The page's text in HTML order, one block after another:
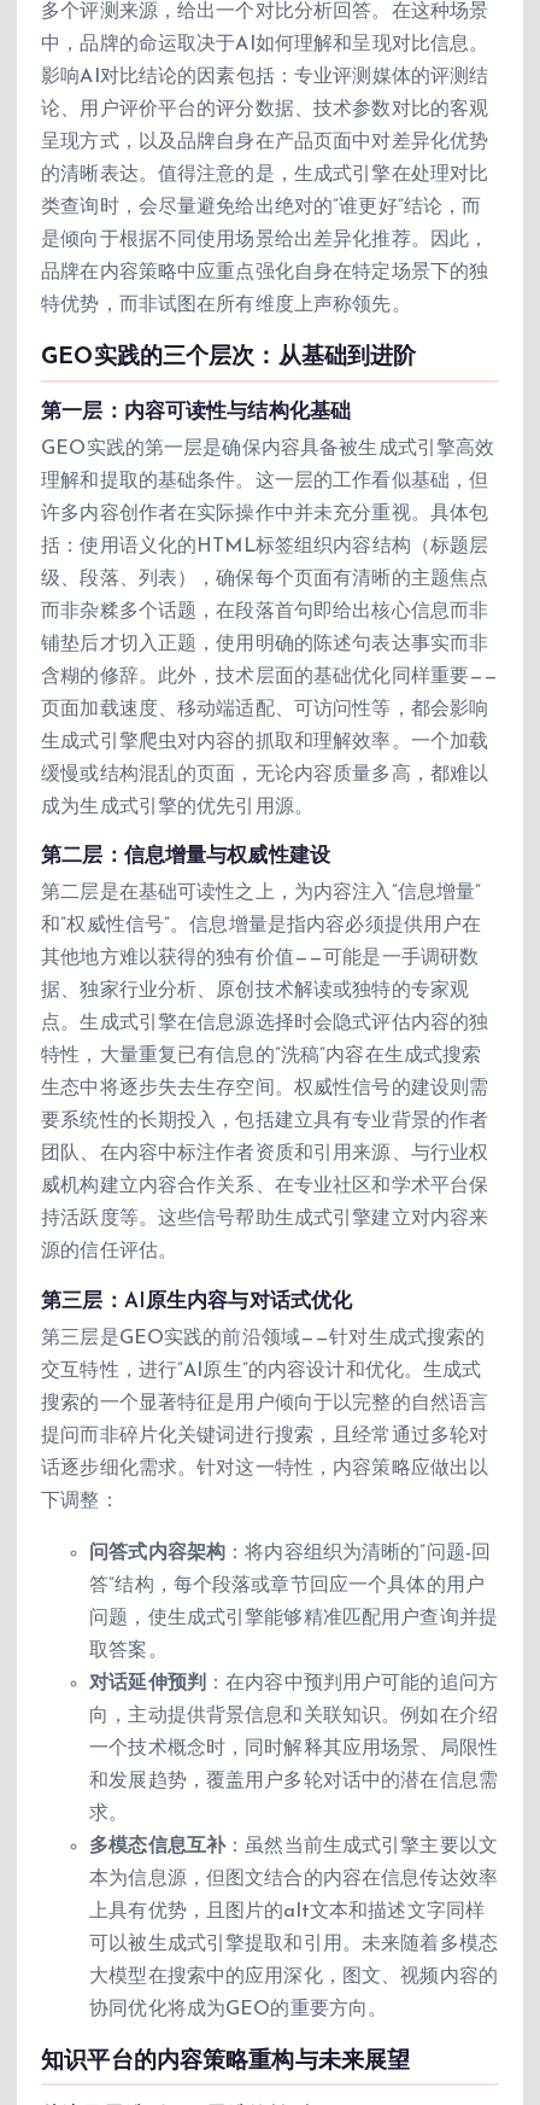
多个评测来源，给出一个对比分析回答。在这种场景
中，品牌的命运取决于AI如何理解和呈现对比信息。
影响AI对比结论的因素包括：专业评测媒体的评测结
论、用户评价平台的评分数据、技术参数对比的客观
呈现方式，以及品牌自身在产品页面中对差异化优势
的清晰表达。值得注意的是，生成式引擎在处理对比
类查询时，会尽量避免给出绝对的”谁更好”结论，而
是倾向于根据不同使用场景给出差异化推荐。因此，
品牌在内容策略中应重点强化自身在特定场景下的独
特优势，而非试图在所有维度上声称领先。
GEO实践的三个层次：从基础到进阶
第一层：内容可读性与结构化基础
GEO实践的第一层是确保内容具备被生成式引擎高效
理解和提取的基础条件。这一层的工作看似基础，但
许多内容创作者在实际操作中并未充分重视。具体包
括：使用语义化的HTML标签组织内容结构（标题层
级、段落、列表），确保每个页面有清晰的主题焦点
而非杂糅多个话题，在段落首句即给出核心信息而非
铺垫后才切入正题，使用明确的陈述句表达事实而非
含糊的修辞。此外，技术层面的基础优化同样重要——
页面加载速度、移动端适配、可访问性等，都会影响
生成式引擎爬虫对内容的抓取和理解效率。一个加载
缓慢或结构混乱的页面，无论内容质量多高，都难以
成为生成式引擎的优先引用源。
第二层：信息增量与权威性建设
第二层是在基础可读性之上，为内容注入”信息增量”
和”权威性信号”。信息增量是指内容必须提供用户在
其他地方难以获得的独有价值——可能是一手调研数
据、独家行业分析、原创技术解读或独特的专家观
点。生成式引擎在信息源选择时会隐式评估内容的独
特性，大量重复已有信息的”洗稿”内容在生成式搜索
生态中将逐步失去生存空间。权威性信号的建设则需
要系统性的长期投入，包括建立具有专业背景的作者
团队、在内容中标注作者资质和引用来源、与行业权
威机构建立内容合作关系、在专业社区和学术平台保
持活跃度等。这些信号帮助生成式引擎建立对内容来
源的信任评估。
第三层：AI原生内容与对话式优化
第三层是GEO实践的前沿领域——针对生成式搜索的
交互特性，进行”AI原生”的内容设计和优化。生成式
搜索的一个显著特征是用户倾向于以完整的自然语言
提问而非碎片化关键词进行搜索，且经常通过多轮对
话逐步细化需求。针对这一特性，内容策略应做出以
下调整：
问答式内容架构 ：将内容组织为清晰的”问题-回
答”结构，每个段落或章节回应一个具体的用户
问题，使生成式引擎能够精准匹配用户查询并提
取答案。
对话延伸预判
：在内容中预判用户可能的追问方
向，主动提供背景信息和关联知识。例如在介绍
一个技术概念时，同时解释其应用场景、局限性
和发展趋势，覆盖用户多轮对话中的潜在信息需
求。
多模态信息互补：虽然当前生成式引擎主要以文
本为信息源，但图文结合的内容在信息传达效率
上具有优势，且图片的alt文本和描述文字同样
可以被生成式引擎提取和引用。未来随着多模态
大模型在搜索中的应用深化，图文、视频内容的
协同优化将成为GEO的重要方向。
知识平台的内容策略重构与未来展望